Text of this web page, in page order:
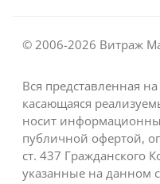
© 2006-2026 Витраж
Вся представленная
касающаяся
носит
публичной офертой,
ст. 437 Гражданского
указанные на данном